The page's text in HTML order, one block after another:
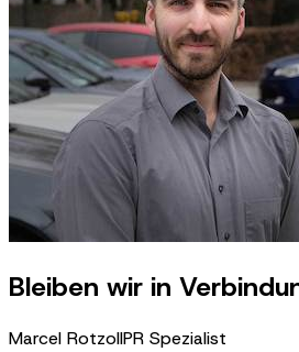
Bleiben wir in
Marcel RotzollPR Spezialist